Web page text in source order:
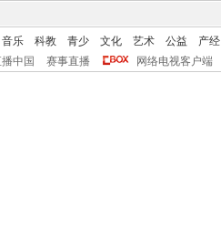
音乐 科教 青少 文化 艺术 公益 产经
中国
赛事直播 网络电视客户端